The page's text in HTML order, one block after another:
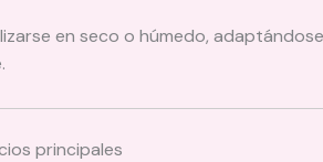
en seco o húmedo,
principales